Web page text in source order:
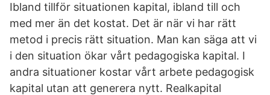
Ibland tillför situationen kapital, ibland till och
med mer än det kostat. Det är när vi har rätt
metod i precis rätt situation. Man kan säga att vi
i den situation ökar vårt pedagogiska kapital. I
andra situationer kostar vårt arbete pedagogisk
kapital utan att generera nytt. Realkapital